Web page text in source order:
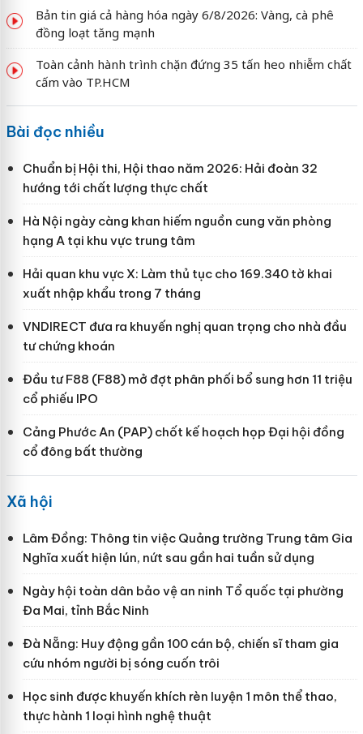
Bản tin giá cả hàng hóa ngày 6/8/2026: Vàng, cà phê
đồng loạt tăng mạnh
Toàn cảnh hành trình chặn đứng 35 tấn heo nhiễm chất
cấm vào TP.HCM
Bài đọc nhiều
Chuẩn bị Hội thi, Hội thao năm 2026: Hải đoàn 32
hướng tới chất lượng thực chất
Hà Nội ngày càng khan hiếm nguồn cung văn phòng
hạng A tại khu vực trung tâm
Hải quan khu vực X: Làm thủ tục cho 169.340 tờ khai
xuất nhập khẩu trong 7 tháng
VNDIRECT đưa ra khuyến nghị quan trọng cho nhà đầu
tư chứng khoán
Đầu tư F88 (F88) mở đợt phân phối bổ sung hơn 11 triệu
cổ phiếu IPO
Cảng Phước An (PAP) chốt kế hoạch họp Đại hội đồng
cổ đông bất thường
Xã hội
Lâm Đồng: Thông tin việc Quảng trường Trung tâm Gia
Nghĩa xuất hiện lún, nứt sau gần hai tuần sử dụng
Ngày hội toàn dân bảo vệ an ninh Tổ quốc tại phường
Đa Mai, tỉnh Bắc Ninh
Đà Nẵng: Huy động gần 100 cán bộ, chiến sĩ tham gia
cứu nhóm người bị sóng cuốn trôi
Học sinh được khuyến khích rèn luyện 1 môn thể thao,
thực hành 1 loại hình nghệ thuật